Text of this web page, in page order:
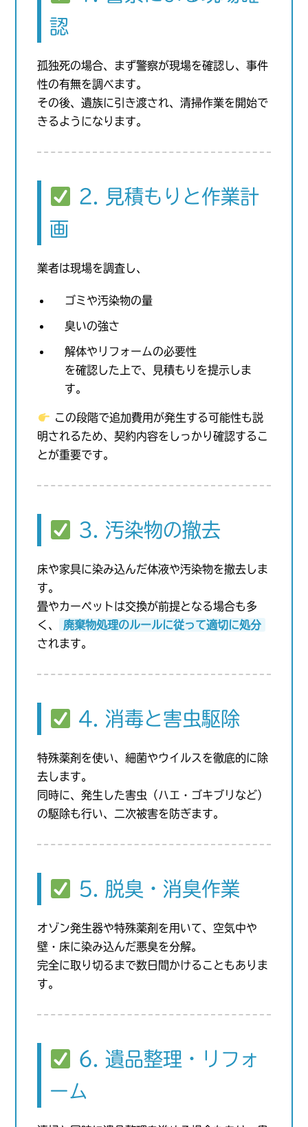
認
孤独死の場合、まず警察が現場を確認し、事件
性の有無を調べます。
その後、遺族に引き渡され、清掃作業を開始で
きるようになります。
2. 見積もりと作業計
画
業者は現場を調査し、
ゴミや汚染物の量
臭いの強さ
解体やリフォームの必要性
を確認した上で、見積もりを提示しま
す。
この段階で追加費用が発生する可能性も説
明されるため、契約内容をしっかり確認するこ
とが重要です。
3. 汚染物の撤去
床や家具に染み込んだ体液や汚染物を撤去しま
す。
畳やカーペットは交換が前提となる場合も多
く、
廃棄物処理のルールに従って適切に処分
されます。
4. 消毒と害虫駆除
特殊薬剤を使い、細菌やウイルスを徹底的に除
去します。
同時に、発生した害虫（ハエ・ゴキブリなど）
の駆除も行い、二次被害を防ぎます。
5. 脱臭・消臭作業
オゾン発生器や特殊薬剤を用いて、空気中や
壁・床に染み込んだ悪臭を分解。
完全に取り切るまで数日間かけることもありま
す。
6. 遺品整理・リフォ
ーム